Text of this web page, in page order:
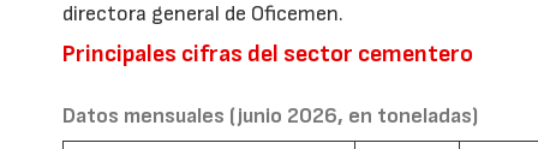
directora general de Oficemen.
Principales cifras del sector cementero
Datos mensuales (junio 2026, en toneladas)